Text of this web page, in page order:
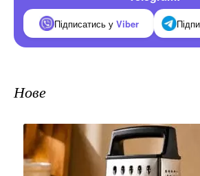
Підписатись у Viber
Нове